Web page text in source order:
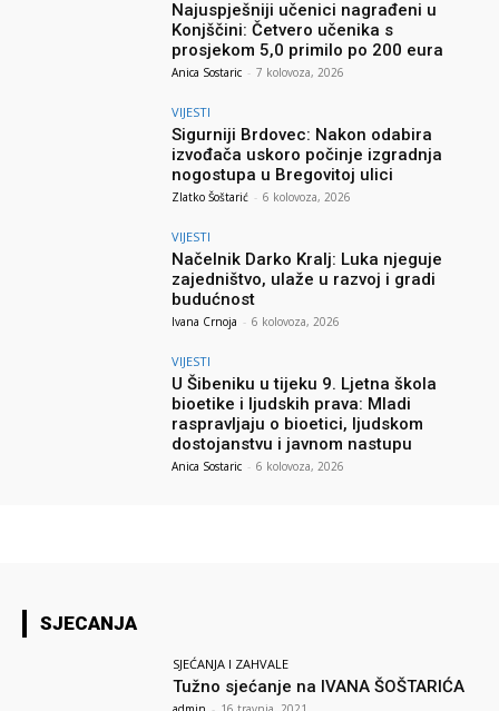
Najuspješniji učenici nagrađeni u
Konjščini: Četvero učenika s
prosjekom 5,0 primilo po 200 eura
Anica Sostaric - 7 kolovoza, 2026
VIJESTI
Sigurniji Brdovec: Nakon odabira
izvođača uskoro počinje izgradnja
nogostupa u Bregovitoj ulici
Zlatko Šoštarić - 6 kolovoza, 2026
VIJESTI
Načelnik Darko Kralj: Luka njeguje
zajedništvo, ulaže u razvoj i gradi
budućnost
Ivana Crnoja - 6 kolovoza, 2026
VIJESTI
U Šibeniku u tijeku 9. Ljetna škola
bioetike i ljudskih prava: Mladi
raspravljaju o bioetici, ljudskom
dostojanstvu i javnom nastupu
Anica Sostaric - 6 kolovoza, 2026
SJECANJA
SJEĆANJA I ZAHVALE
Tužno sjećanje na IVANA ŠOŠTARIĆA